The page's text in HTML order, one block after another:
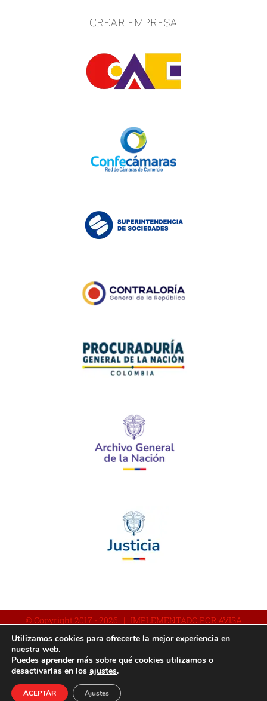
CREAR EMPRESA
© Copyright 2017 - 2026 | IMPLEMENTADO POR AVISA
FacebookYouTubeInstagram
Utilizamos cookies para ofrecerte la mejor experiencia en
nuestra web.
Puedes aprender más sobre qué cookies utilizamos o
desactivarlas en los ajustes.
ACEPTAR Ajustes